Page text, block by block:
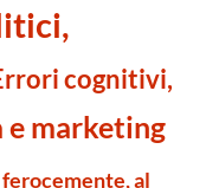
cognitivi,
marketing
al